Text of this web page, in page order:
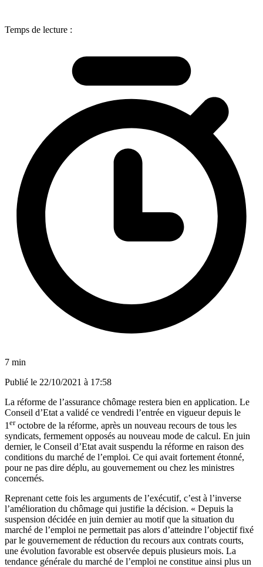
Temps de lecture :
7 min
Publié le 22/10/2021 à 17:58
La réforme de l’assurance chômage restera bien en application. Le
Conseil d’Etat a validé ce vendredi l’entrée en vigueur depuis le
1 eroctobre de la réforme, après un nouveau recours de tous les
syndicats, fermement opposés au nouveau mode de calcul. En juin
dernier, le Conseil d’Etat avait suspendu la réforme en raison des
conditions du marché de l’emploi. Ce qui avait fortement étonné,
pour ne pas dire déplu, au gouvernement ou chez les ministres
concernés.
Reprenant cette fois les arguments de l’exécutif, c’est à l’inverse
l’amélioration du chômage qui justifie la décision. « Depuis la
suspension décidée en juin dernier au motif que la situation du
marché de l’emploi ne permettait pas alors d’atteindre l’objectif fixé
par le gouvernement de réduction du recours aux contrats courts,
une évolution favorable est observée depuis plusieurs mois. La
tendance générale du marché de l’emploi ne constitue ainsi plus un